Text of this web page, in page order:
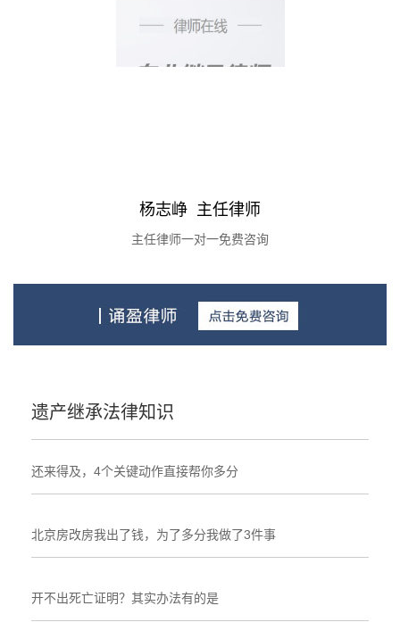
杨志峥 主任律师
主任律师一对一免费咨询
遗产继承法律知识
还来得及，4个关键动作直接帮你多分
北京房改房我出了钱，为了多分我做了3件事
开不出死亡证明？其实办法有的是